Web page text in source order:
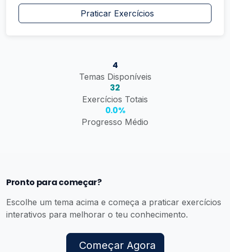
Praticar Exercícios
4
Temas Disponíveis
32
Exercícios Totais
0.0%
Progresso Médio
Pronto para começar?
Escolhe um tema acima e começa a praticar exercícios
interativos para melhorar o teu conhecimento.
Começar Agora